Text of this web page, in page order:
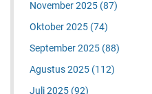
November 2025 (87)
Oktober 2025 (74)
September 2025 (88)
Agustus 2025 (112)
Juli 2025 (92)